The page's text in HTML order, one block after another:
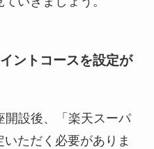
ントコースを設定が
開設後、「楽天スーパ
ただく必要がありま